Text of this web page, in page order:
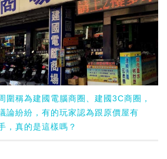
圍稱為建國電腦商圈、建國3C商圈，
論紛紛，有的玩家認為跟原價屋有
，真的是這樣嗎？